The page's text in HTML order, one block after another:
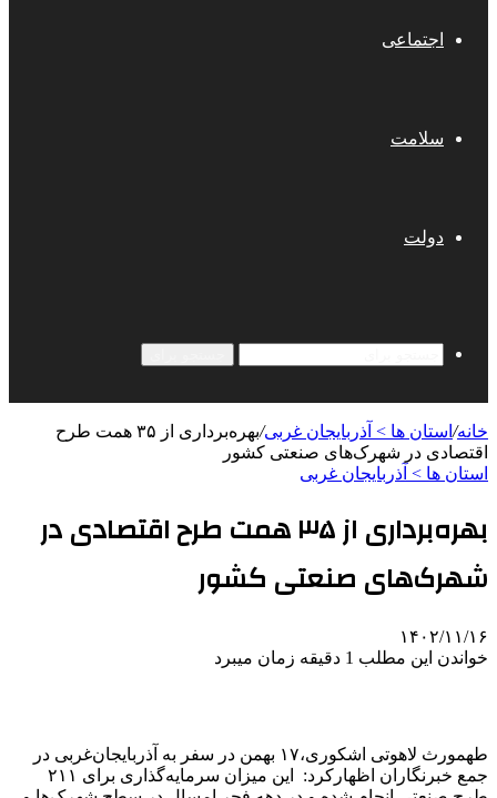
اجتماعی
سلامت
دولت
خانه/ استان ها > آذربایجان غربی/
بهره‌برداری از ۳۵ همت طرح
اقتصادی در شهرک‌های صنعتی کشور
استان ها > آذربایجان غربی
بهره‌برداری از ۳۵ همت طرح اقتصادی در
شهرک‌های صنعتی کشور
۱۴۰۲/۱۱/۱۶
خواندن این مطلب 1 دقیقه زمان میبرد
طهمورث لاهوتی اشکوری،۱۷ بهمن در سفر به آذربایجان‌غربی در
جمع خبرنگاران اظهارکرد: این میزان سرمایه‌گذاری برای ۲۱۱